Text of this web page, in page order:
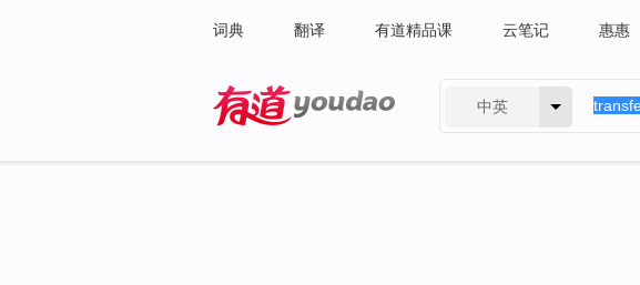
词典 翻译 有道精品课 云笔记 惠惠
中英